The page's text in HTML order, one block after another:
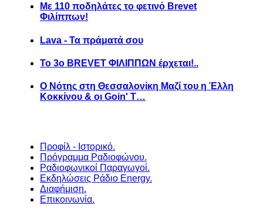
Με 110 ποδηλάτες το φετινό Brevet
Φιλίππων!
Lava - Τα πράματά σου
Το 3ο BREVET ΦΙΛΙΠΠΩΝ έρχεται!..
Ο Νότης στη Θεσσαλονίκη Μαζί του η Έλλη
Κοκκίνου & οι Goin' T…
Προφίλ - Ιστορικό.
Πρόγραμμα Ραδιοφώνου.
Ραδιοφωνικοί Παραγωγοί.
Εκδηλώσεις Ράδιο Energy.
Διαφήμιση.
Επικοινωνία.